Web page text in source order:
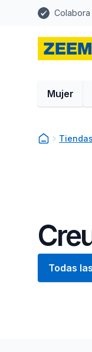
Colabora
Mujer
Tiendas
Todas